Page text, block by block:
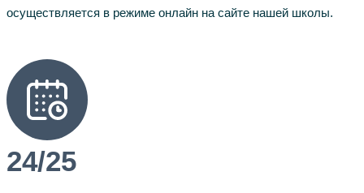
осуществляется в режиме онлайн на сайте нашей школы.
24/25